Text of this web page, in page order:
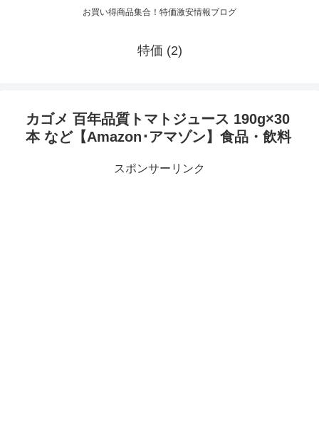
お買い得商品集合！特価激安情報ブログ
特価 (2)
カゴメ 百年品質トマトジュース 190g×30
本 など【Amazon･アマゾン】食品・飲料
スポンサーリンク